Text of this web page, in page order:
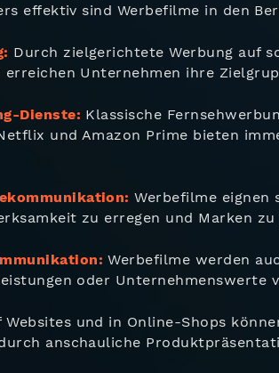
effektiv sind Werbefilme in den
Durch zielgerichtete Werbung auf
Unternehmen ihre
Dienste: Klassische
und Amazon Prime bieten
Werbefilme eignen
zu erregen und Marken
Werbefilme werden
oder Unternehmenswerte
Websites und in Online-Shops
anschauliche